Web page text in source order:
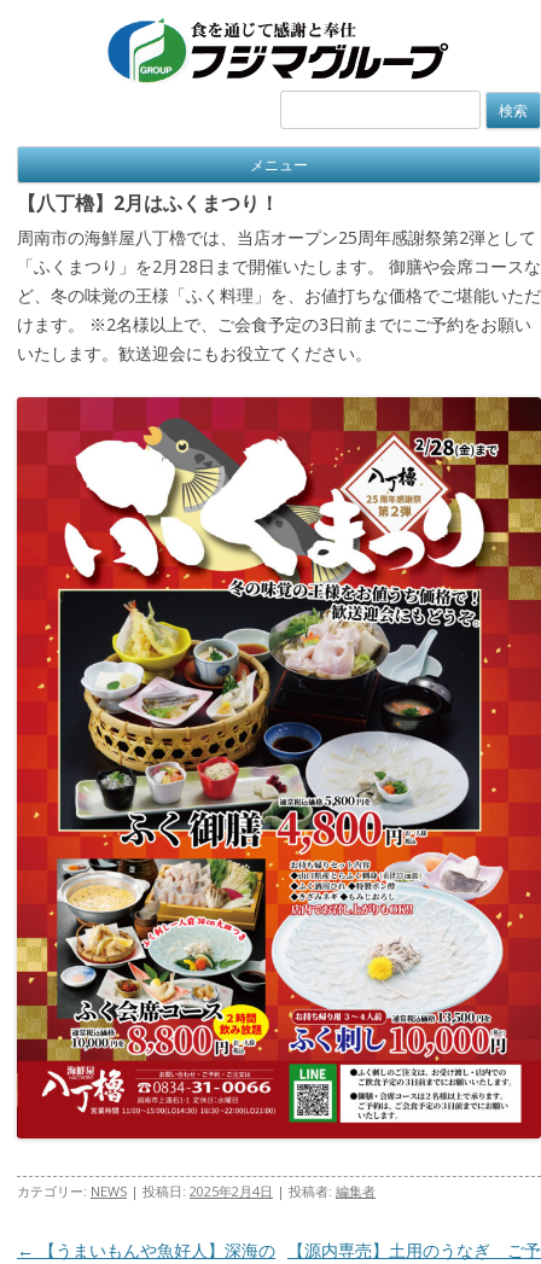
検
メニュー
【八丁櫓】2月はふくまつり！
周南市の海鮮屋八丁櫓では、当店オープン25周年感謝祭第2弾として
「ふくまつり」を2月28日まで開催いたします。 御膳や会席コースな
ど、冬の味覚の王様「ふく料理」を、お値打ちな価格でご堪能いただ
けます。 ※2名様以上で、ご会食予定の3日前までにご予約をお願い
いたします。歓送迎会にもお役立てください。
カテゴリー: NEWS | 投稿日: 2025年2月4日 | 投稿者: 編集者
投稿ナビゲーション
←
【うまいもんや魚好人】深海の
【源内専売】土用のうなぎ ご予